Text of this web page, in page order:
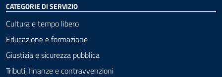
CATEGORIE DI SERVIZIO
Cultura e tempo libero
Educazione e formazione
Giustizia e sicurezza pubblica
Tributi, finanze e contravvenzioni